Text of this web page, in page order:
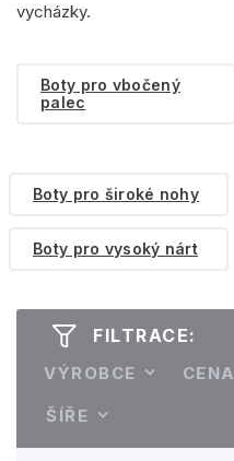
vycházky.
Boty pro vbočený
palec
Boty pro široké nohy
Boty pro vysoký nárt
FILTRACE:
VÝROBCE CENA
ŠÍŘE